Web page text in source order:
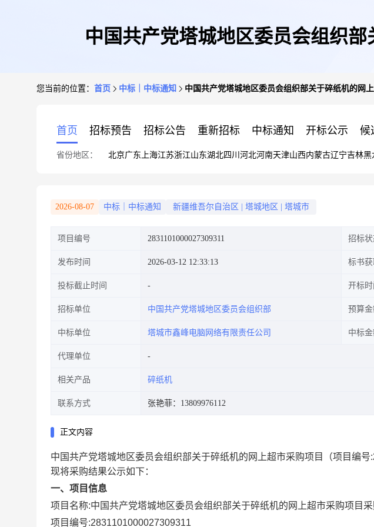
中国共产党塔城地区委员会组织
您当前的位置： 首页 中标｜中标通知 中国共产党塔城地区委员会组织部关于碎纸机的网
首页 招标预告 招标公告 重新招标 中标通知 开标公示 候
省份地区： 北京广东 上海江苏浙江山东湖北四川 河北河南天津山西内蒙古辽宁吉林黑
2026-08-07 中标｜中标通知 新疆维吾尔自治区 塔城地区 塔城市
项目编号 2831101000027309311 招标
发布时间 2026-03-12 12:33:13 标书获
投标截止时间 开标时
招标单位 中国共产党塔城地区委员会组织部 预算金
中标单位 塔城市鑫峰电脑网络有限责任公司 中标金
代理单位
相关产品 碎纸机
联系方式 张艳菲：13809976112
正文内容
中国共产党塔城地区委员会组织部关于碎纸机的网上超市采购项目 （项目编号:
现将采购结果公示如下：
一、项目信息
项目名称:中国共产党塔城地区委员会组织部关于碎纸机的网上超市采购项目
项目编号:2831101000027309311